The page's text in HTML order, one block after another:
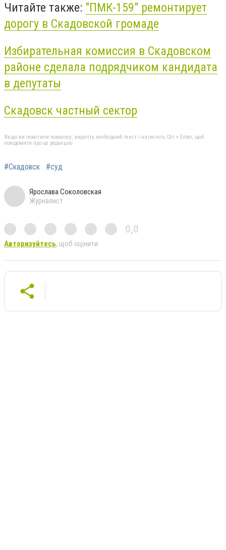
Читайте также: "ПМК-159" ремонтирует
дорогу в Скадовской громаде
Избирательная комиссия в Скадовском
районе сделала подрядчиком кандидата
в депутаты
Скадовск частный сектор
Якщо ви помітили помилку, виділіть необхідний текст і натисніть Ctrl + Enter, щоб
повідомити про це редакцію
#Скадовск #суд
Ярослава Соколовская
Журналист
0,0
Авторизуйтесь, щоб оцінити